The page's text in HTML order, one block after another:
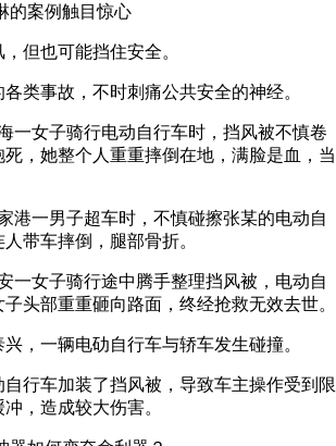
的案例触目惊心
但也可能挡住安全。
类事故，不时刺痛公共安全的神经。
一女子骑行电动自行车时，挡风被不慎卷
死，她整个人重重摔倒在地，满脸是血，当
港一男子超车时，不慎碰擦张某的电动自
带车摔倒，腿部骨折。
一女子骑行途中腾手整理挡风被，电动自
头部重重砸向路面，终经抢救无效去世。
兴，一辆电劯自行车与轿车发生碰撞。
行车加装了挡风被，导致车主操作受到限
，造成较大伤害。